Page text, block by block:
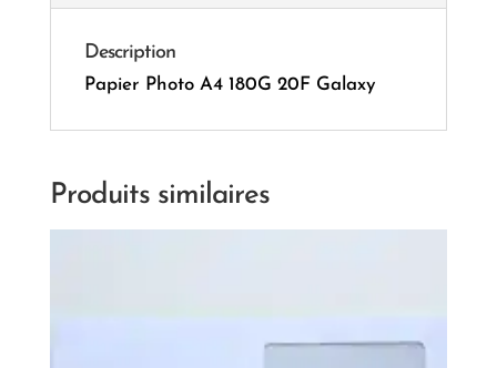
Description
Papier Photo A4 180G 20F Galaxy
Produits similaires